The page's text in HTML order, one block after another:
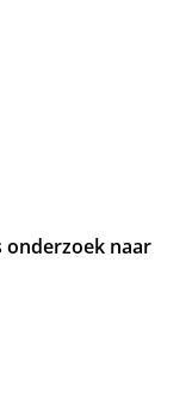
onderzoek naar